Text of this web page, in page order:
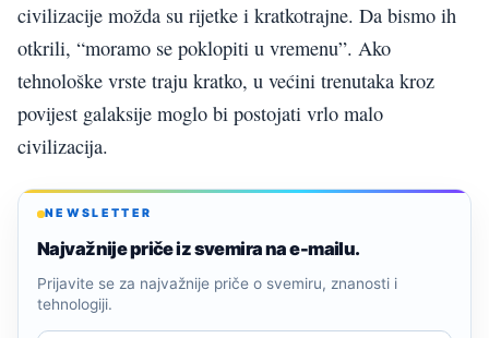
civilizacije možda su rijetke i kratkotrajne. Da bismo ih
otkrili, “moramo se poklopiti u vremenu”. Ako
tehnološke vrste traju kratko, u većini trenutaka kroz
povijest galaksije moglo bi postojati vrlo malo
civilizacija.
NEWSLETTER
Najvažnije priče iz svemira na e-mailu.
Prijavite se za najvažnije priče o svemiru, znanosti i
tehnologiji.